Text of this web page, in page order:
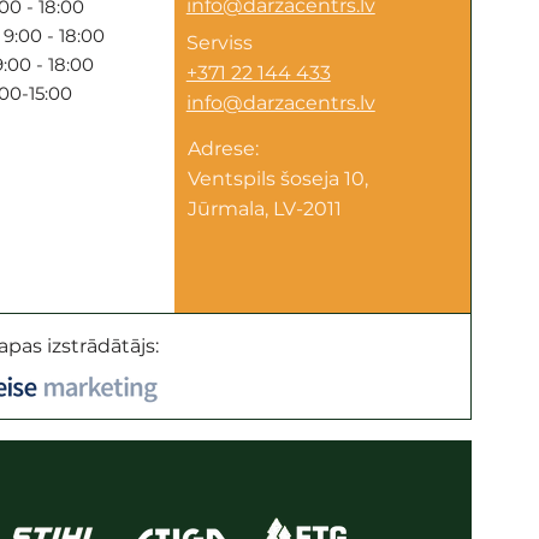
- 18:00
- 18:00
- 18:00
15:00
info@darzacentrs.lv
Serviss
+371 22 144 433
info@darzacentrs.lv
Adrese:
Ventspils šoseja 10,
Jūrmala, LV-2011
izstrādātājs: